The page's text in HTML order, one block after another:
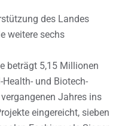
des Landes
weitere sechs
beträgt 5,15 Millionen
und Biotech-
Jahres ins
eingereicht, sieben